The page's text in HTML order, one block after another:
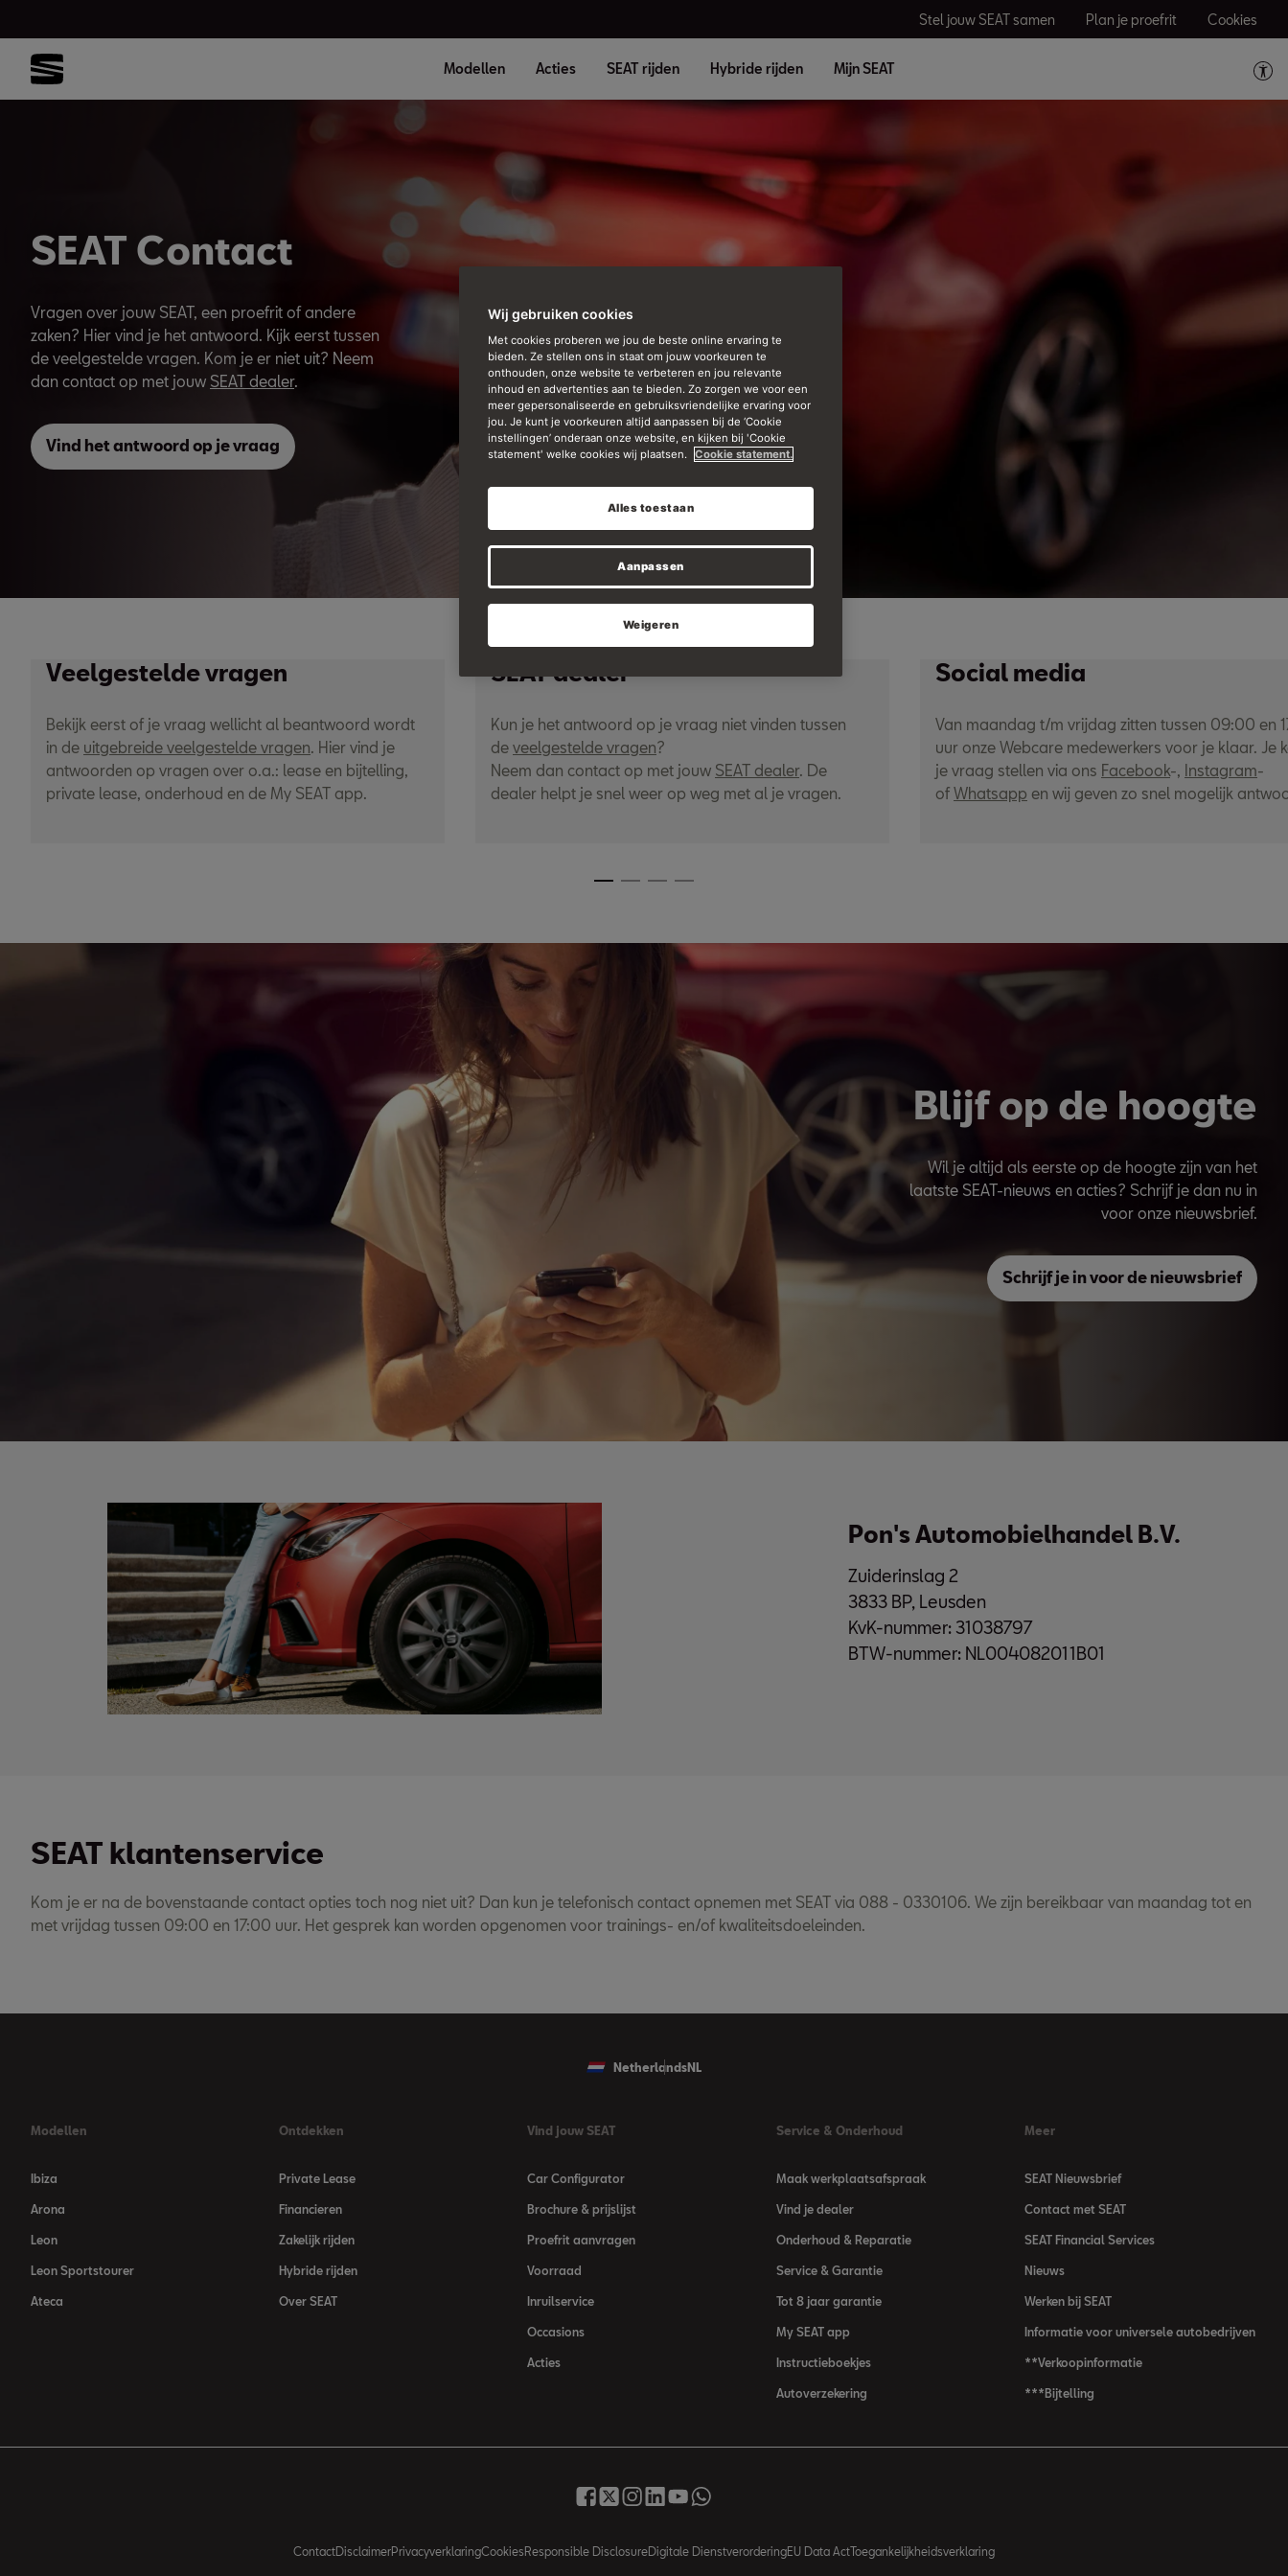
Stel jouw SEAT samen Plan je proefrit Cookies
Modellen Acties SEAT rijden Hybride rijden Mijn SEAT
SEAT Contact
Vragen over jouw SEAT, een proefrit of andere
zaken? Hier vind je het antwoord. Kijk eerst tussen
de veelgestelde vragen. Kom je er niet uit? Neem
dan contact op met jouw SEAT dealer.
Vind het antwoord op je vraag
Veelgestelde vragen
Bekijk eerst of je vraag wellicht al beantwoord wordt
in de uitgebreide veelgestelde vragen. Hier vind je
antwoorden op vragen over o.a.: lease en bijtelling,
private lease, onderhoud en de My SEAT app.
SEAT dealer
Kun je het antwoord op je vraag niet vinden tussen
de veelgestelde vragen?
Neem dan contact op met jouw SEAT dealer. De
dealer helpt je snel weer op weg met al je vragen.
Social media
Van maandag t/m vrijdag zitten tussen 09:00 en
uur onze Webcare medewerkers voor je klaar. Je
je vraag stellen via ons Facebook-, Instagram-
of Whatsapp en wij geven zo snel mogelijk
Blijf op de hoogte
Wil je altijd als eerste op de hoogte zijn van het
laatste SEAT-nieuws en acties? Schrijf je dan nu in
voor onze nieuwsbrief.
Schrijf je in voor de nieuwsbrief
Pon's Automobielhandel B.V.
Zuiderinslag 2
3833 BP, Leusden
KvK-nummer: 31038797
BTW-nummer: NL004082011B01
SEAT klantenservice
Kom je er na de bovenstaande contact opties toch nog niet uit? Dan kun je telefonisch contact opnemen met SEAT via 088 - 0330106. We zijn bereikbaar van maandag tot en
met vrijdag tussen 09:00 en 17:00 uur. Het gesprek kan worden opgenomen voor trainings- en/of kwaliteitsdoeleinden.
Netherlands NL
Modellen
Ibiza
Arona
Leon
Leon Sportstourer
Ateca
Ontdekken
Private Lease
Financieren
Zakelijk rijden
Hybride rijden
Over SEAT
Vind jouw SEAT
Car Configurator
Brochure & prijslijst
Proefrit aanvragen
Voorraad
Inruilservice
Occasions
Acties
Service & Onderhoud
Maak werkplaatsafspraak
Vind je dealer
Onderhoud & Reparatie
Service & Garantie
Tot 8 jaar garantie
My SEAT app
Instructieboekjes
Autoverzekering
Meer
SEAT Nieuwsbrief
Contact met SEAT
SEAT Financial Services
Nieuws
Werken bij SEAT
Informatie voor universele autobedrijven
**Verkoopinformatie
***Bijtelling
ContactDisclaimerPrivacyverklaringCookies Responsible DisclosureDigitale DienstverorderingEU Data ActToegankelijkheidsverklaring
Wij gebruiken cookies
Met cookies proberen we jou de beste online ervaring te
bieden. Ze stellen ons in staat om jouw voorkeuren te
onthouden, onze website te verbeteren en jou relevante
inhoud en advertenties aan te bieden. Zo zorgen we voor een
meer gepersonaliseerde en gebruiksvriendelijke ervaring voor
jou. Je kunt je voorkeuren altijd aanpassen bij de ‘Cookie
instellingen’ onderaan onze website, en kijken bij 'Cookie
statement' welke cookies wij plaatsen.
Cookie statement.
Weigeren
Alles toestaan
Aanpassen